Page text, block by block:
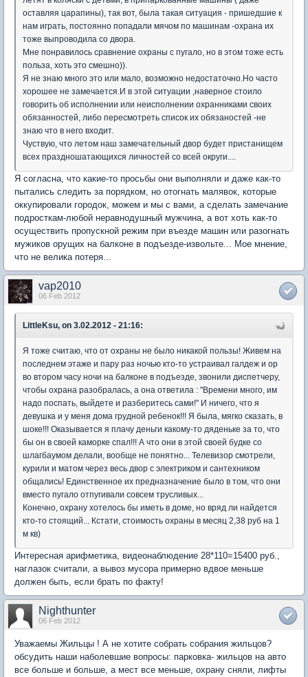
оставляя царапины), так вот, была такая ситуация - пришедшие к
нам играть, постоянно попадали мячом по машинам -охрана их
тоже выпроводила со двора.
Мне понравилось сравнение охраны с пугало, но в этом тоже есть
польза, хоть это смешно)).
Я не знаю много это или мало, возможно недостаточно.Но часто
хорошее не замечается.И в этой ситуации ,наверное стоило
говорить об исполнении или неисполнении охранниками своих
обязанностей, либо пересмотреть список их обязаностей -не
знаю что в него входит.
Чуствую, что летом наш замечательный двор будет пристанищем
всех праздношатающихся личностей со всей округи....
Я согласна, что какие-то просьбы они выполняли и даже как-то
пытались следить за порядком, но отогнать малявок, которые
оккупировали городок, можем и мы с вами, а сделать замечание
подросткам-любой неравнодушный мужчина, а вот хоть как-то
осуществить пропускной режим при въезде машин или разогнать
мужиков орущих на балконе в подъезде-извольте... Мое мнение,
что не велика потеря...
vap2010
06 Feb 2012
LittleKsu, on 3.02.2012 - 21:16:
Я тоже считаю, что от охраны не было никакой пользы! Живем на
последнем этаже и пару раз ночью кто-то устраивал галдеж и ор
во втором часу ночи на балконе в подъезде, звонили диспетчеру,
чтобы охрана разобралась, а она ответила : "Времени много, им
надо поспать, выйдете и разберитесь сами!" И ничего, что я
девушка и у меня дома грудной ребенок!!! Я была, мягко сказать, в
шоке!!! Оказывается я плачу деньги какому-то дяденьке за то, что
бы он в своей каморке спал!!! А что они в этой своей будке со
шлагбаумом делали, вообще не понятно... Телевизор смотрели,
курили и матом через весь двор с электриком и сантехником
общались! Единственное их предназначение было в том, что они
вместо пугало отпугивали совсем трусливых...
Конечно, охрану хотелось бы иметь в доме, но вряд ли найдется
кто-то стоящий... Кстати, стоимость охраны в месяц 2,38 руб на 1
м кв)
Интересная арифметика, видеонаблюдение 28*110=15400 руб.,
наглазок считали, а вывоз мусора примерно вдвое меньше
должен быть, если брать по факту!
Nighthunter
06 Feb 2012
Уважаемы Жильцы ! А не хотите собрать собрания жильцов?
обсудить наши наболевшие вопросы: парковка- жильцов на авто
все больше и больше, а мест все меньше, охрану сняли, лифты